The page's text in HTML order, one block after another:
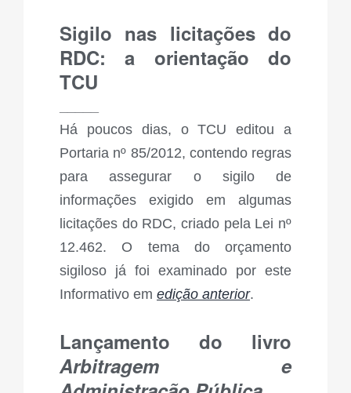
Sigilo nas licitações do
RDC: a orientação do
TCU
Há poucos dias, o TCU editou a
Portaria nº 85/2012, contendo regras
para assegurar o sigilo de
informações exigido em algumas
licitações do RDC, criado pela Lei nº
12.462. O tema do orçamento
sigiloso já foi examinado por este
Informativo em edição anterior.
Lançamento do livro
Arbitragem e